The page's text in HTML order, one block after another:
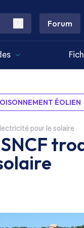
Forum
ÉOLIEN
pour le solaire